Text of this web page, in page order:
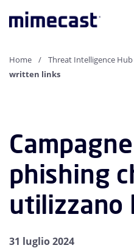
Home Threat Intelligence Hub
written links
phishing
31 luglio 2024